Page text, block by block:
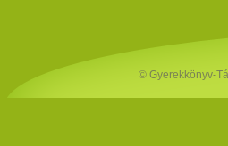
© Gyerekkönyv-